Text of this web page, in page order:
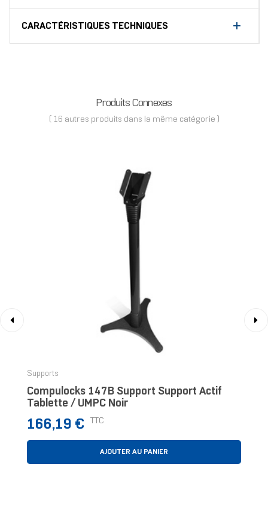
CARACTÉRISTIQUES TECHNIQUES
Produits Connexes
( 16 autres produits dans la même catégorie )
Supports
Compulocks 147B Support Support Actif
Tablette / UMPC Noir
Prix
166,19 € TTC
AJOUTER AU PANIER